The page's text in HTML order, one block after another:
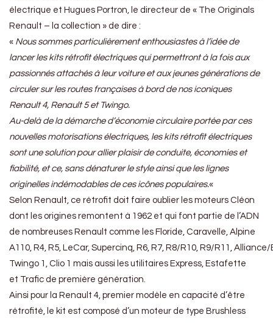
électrique et Hugues Portron, le directeur de « The Originals
Renault – la collection » de dire :
« Nous sommes particulièrement enthousiastes à l’idée de
lancer les kits rétrofit électriques qui permettront à la fois aux
passionnés attachés à leur voiture et aux jeunes générations de
circuler sur les routes françaises à bord de nos iconiques
Renault 4, Renault 5 et Twingo.
Au-delà de la démarche d’économie circulaire portée par ces
nouvelles motorisations électriques, les kits rétrofit électriques
sont une solution pour allier plaisir de conduite, économies et
fiabilité, et ce, sans dénaturer le style ainsi que les lignes
originelles indémodables de ces icônes populaires.«
Selon Renault, ce rétrofit doit faire oublier les moteurs Cléon
dont les origines remontent à 1962 et qui font partie de l’ADN
de nombreuses Renault comme les Floride, Caravelle, Alpine
A110, R4, R5, LeCar, Supercinq, R6, R7, R8/R10, R9/R11,
Twingo 1, Clio 1 mais aussi les utilitaires Express, Estafette
et Trafic de première génération.
Ainsi pour la Renault 4, premier modèle en capacité d’être
rétrofité, le kit est composé d’un moteur de type Brushless